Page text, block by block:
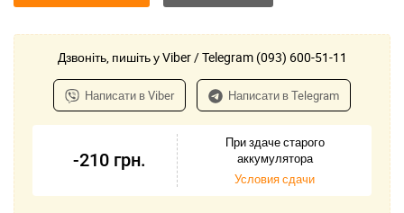
Дзвоніть, пишіть у Viber / Telegram (093) 600-51-11
Написати в Viber Написати в Telegram
-210 грн.
При здаче старого
аккумулятора
Условия сдачи